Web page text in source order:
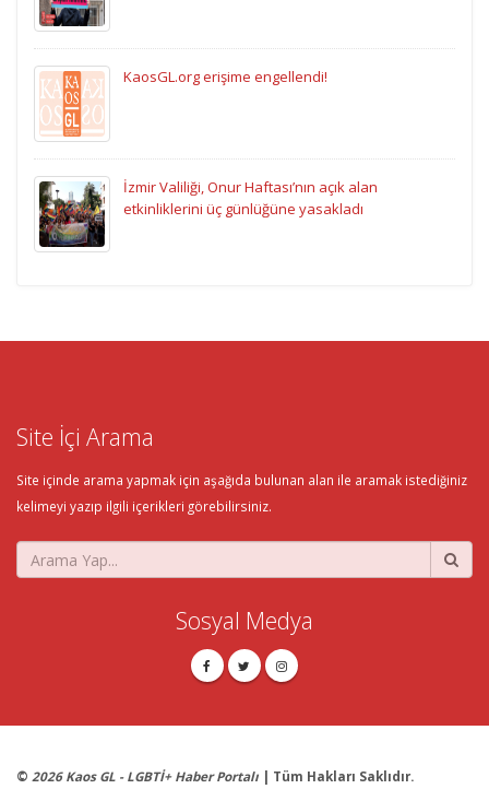
KaosGL.org erişime engellendi!
İzmir Valiliği, Onur Haftası’nın açık alan
etkinliklerini üç günlüğüne yasakladı
Site İçi Arama
Site içinde arama yapmak için aşağıda bulunan alan ile aramak istediğiniz
kelimeyi yazıp ilgili içerikleri görebilirsiniz.
Sosyal Medya
© 2026 Kaos GL - LGBTİ+ Haber Portalı | Tüm Hakları Saklıdır.